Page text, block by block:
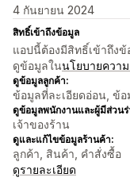
4 กันยายน 2024
สิทธิ์เข้าถึงข้อมูล
แอปนี้ต้องมีสิทธิ์เข้าถึง
ดูข้อมูลในนโยบายควา
ดูข้อมูลลูกค้า:
ข้อมูลที่ละเอียดอ่อน, ข้
ดูข้อมูลพนักงานและผู้มีส่วน
เจ้าของร้าน
ดูและแก้ไขข้อมูลร้านค้า:
ลูกค้า, สินค้า, คำสั่งซื้อ
ดูรายละเอียด